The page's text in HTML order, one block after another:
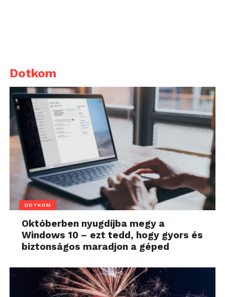
Dotkom
DOTKOM
Októberben nyugdíjba megy a
Windows 10 – ezt tedd, hogy gyors és
biztonságos maradjon a géped